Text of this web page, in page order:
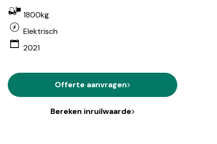
1800kg
Elektrisch
2021
Offerte aanvragen
Bereken inruilwaarde